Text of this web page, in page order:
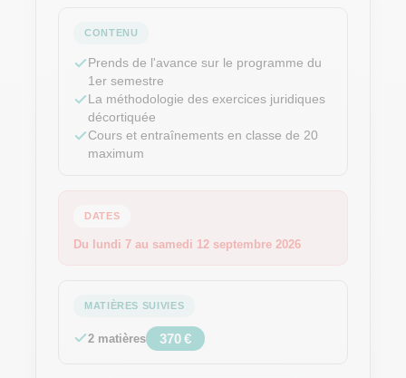
CONTENU
Prends de l'avance sur le programme du
1er semestre
La méthodologie des exercices juridiques
décortiquée
Cours et entraînements en classe de 20
maximum
DATES
Du lundi 7 au samedi 12 septembre 2026
MATIÈRES SUIVIES
2 matières 370 €